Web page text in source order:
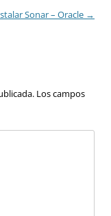
Sonar – Oracle →
Los campos